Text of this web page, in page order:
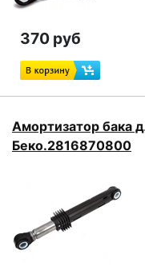
370 руб
Амортизатор бака
Беко.2816870800